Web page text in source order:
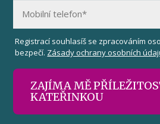
Registrací souhlasíš se zpracováním
bezpečí. Zásady ochrany osobních
ZAJÍMA MĚ
KATEŘINKOU